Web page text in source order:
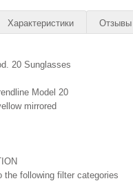
Характеристики Отзывы
20 Sunglasses
Model 20
mirrored
the following filter categories